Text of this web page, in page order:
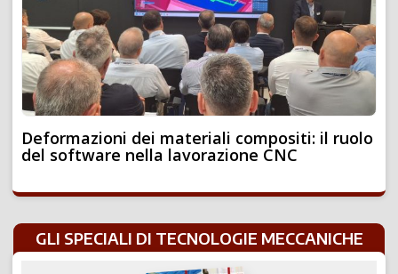
Deformazioni dei materiali compositi: il ruolo
del software nella lavorazione CNC
GLI SPECIALI DI TECNOLOGIE MECCANICHE